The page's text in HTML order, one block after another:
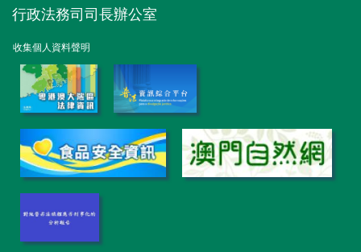
行政法務司司長辦公室
收集個人資料聲明